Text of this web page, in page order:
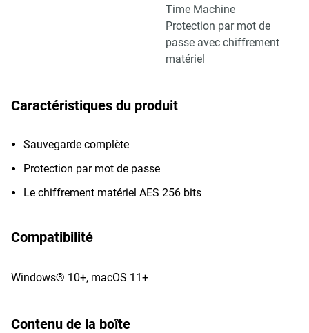
Time Machine
Protection par mot de
passe avec chiffrement
matériel
Caractéristiques du produit
Sauvegarde complète
Protection par mot de passe
Le chiffrement matériel AES 256 bits
Compatibilité
Windows® 10+, macOS 11+
Contenu de la boîte